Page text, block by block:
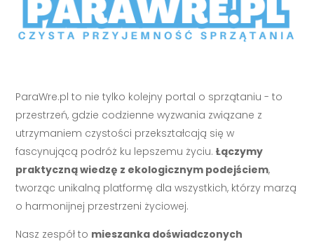
ParaWre.pl to nie tylko kolejny portal o sprzątaniu - to
przestrzeń, gdzie codzienne wyzwania związane z
utrzymaniem czystości przekształcają się w
fascynującą podróż ku lepszemu życiu.Łączymy
praktyczną wiedzę z ekologicznym podejściem,
tworząc unikalną platformę dla wszystkich, którzy marzą
o harmonijnej przestrzeni życiowej.
Nasz zespół to mieszanka doświadczonych